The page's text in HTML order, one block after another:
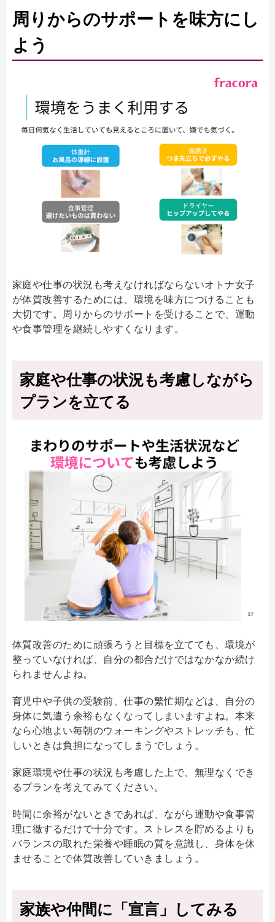
周りからのサポートを味方にし
よう
家庭や仕事の状況も考えなければならないオトナ女子
が体質改善するためには、環境を味方につけることも
大切です。周りからのサポートを受けることで、運動
や食事管理を継続しやすくなります。
家庭や仕事の状況も考慮しながら
プランを立てる
体質改善のために頑張ろうと目標を立てても、環境が
整っていなければ、自分の都合だけではなかなか続け
られませんよね。
育児中や子供の受験前、仕事の繁忙期などは、自分の
身体に気遣う余裕もなくなってしまいますよね。本来
なら心地よい毎朝のウォーキングやストレッチも、忙
しいときは負担になってしまうでしょう。
家庭環境や仕事の状況も考慮した上で、無理なくでき
るプランを考えてみてください。
時間に余裕がないときであれば、ながら運動や食事管
理に徹するだけで十分です。ストレスを貯めるよりも
バランスの取れた栄養や睡眠の質を意識し、身体を休
ませることで体質改善していきましょう。
家族や仲間に「宣言」してみる